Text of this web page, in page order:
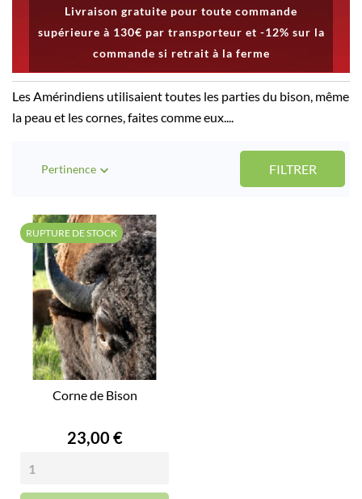
Livraison gratuite pour toute commande
supérieure à 130€ par transporteur et -12% sur la
commande si retrait à la ferme
Les Amérindiens utilisaient toutes les parties du bison, même
la peau et les cornes, faites comme eux....
Pertinence  FILTRER
Corne de Bison
Prix
23,00 €
RUPTURE DE STOCK